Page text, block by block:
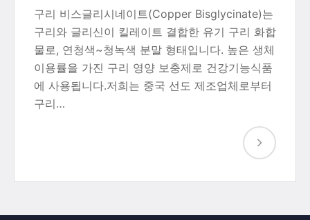
구리 비스글리시네이트(Copper Bisglycinate)는
구리와 글리신이 킬레이트 결합한 유기 구리 화합
물로, 연청색~청녹색 분말 형태입니다. 높은 생체
이용률을 가진 구리 영양 보충제로 건강기능식품
에 사용됩니다.저희는 중국 선도 제조업체로부터
구리…